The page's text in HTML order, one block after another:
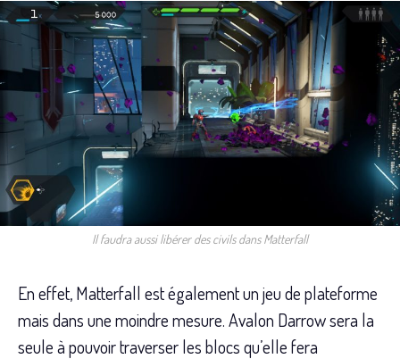
Il faudra aussi libérer des civils dans Matterfall
En effet, Matterfall est également un jeu de plateforme
mais dans une moindre mesure. Avalon Darrow sera la
seule à pouvoir traverser les blocs qu’elle fera